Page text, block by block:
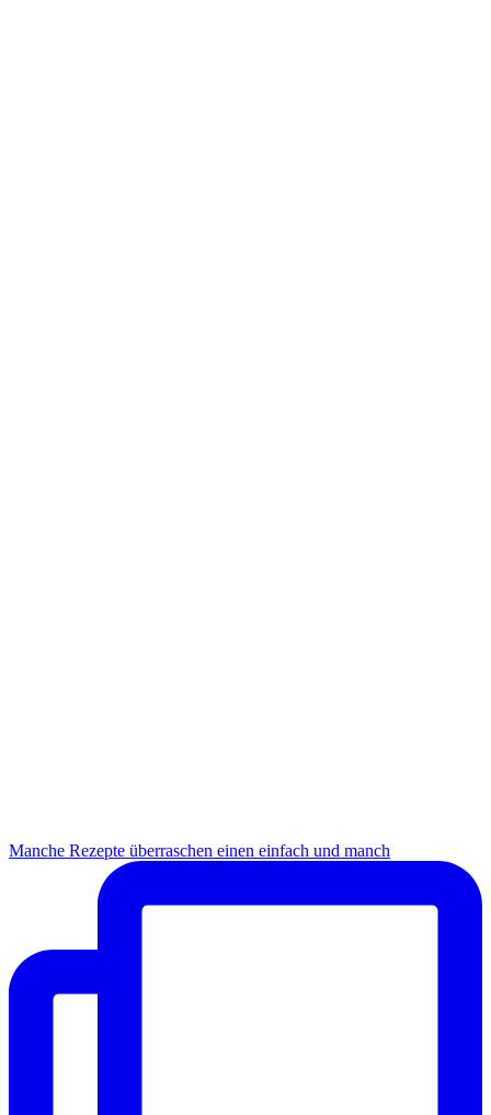
Manche Rezepte überraschen einen einfach und manch